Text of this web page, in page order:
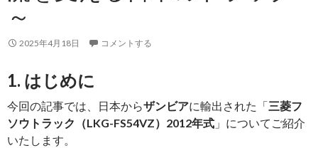
～
カ
の
～
2025年4月18日 コメントする
1. はじめに
今回の記事では、日本からザンビアに輸出された「三菱フ
ソウトラック（LKG-FS54VZ）2012年式 」についてご紹介
いたします。